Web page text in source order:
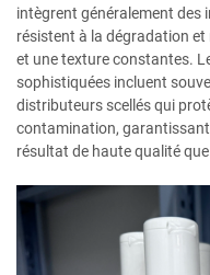
intègrent généralement des
résistent à la dégradation
et une texture constantes.
sophistiquées incluent
distributeurs scellés qui
contamination,
résultat de haute qualité